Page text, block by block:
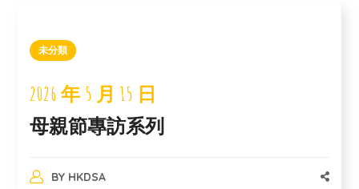
未分類
2026 年 5 月 15 日
母親節專訪系列
BY HKDSA